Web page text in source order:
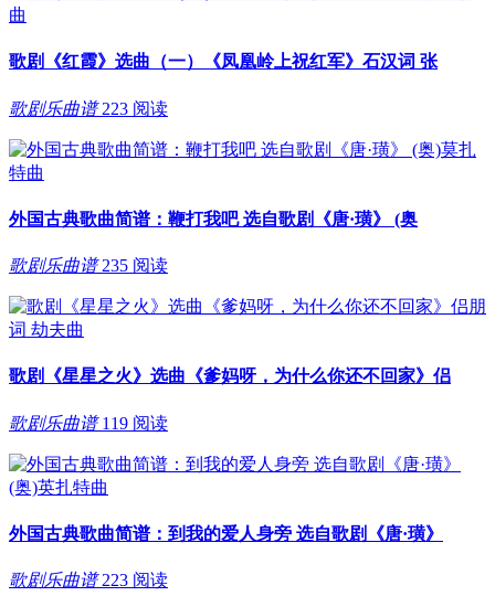
歌剧《红霞》选曲（一）《凤凰岭上祝红军》石汉词 张
歌剧乐曲谱 223 阅读
外国古典歌曲简谱：鞭打我吧 选自歌剧《唐·璜》 (奥
歌剧乐曲谱 235 阅读
歌剧《星星之火》选曲《爹妈呀，为什么你还不回家》侣
歌剧乐曲谱 119 阅读
外国古典歌曲简谱：到我的爱人身旁 选自歌剧《唐·璜》
歌剧乐曲谱 223 阅读